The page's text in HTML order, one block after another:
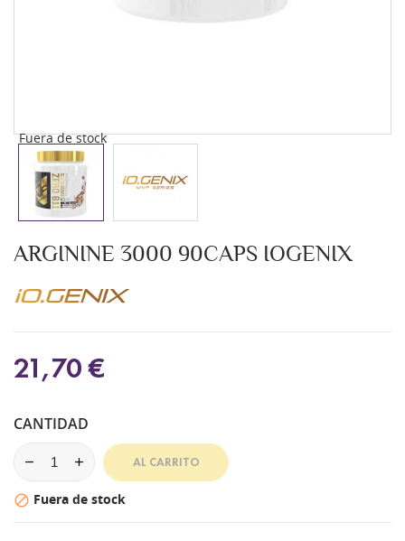
Fuera de stock
ARGININE 3000 90CAPS IOGENIX
21,70 €
CANTIDAD
AL CARRITO
 Fuera de stock